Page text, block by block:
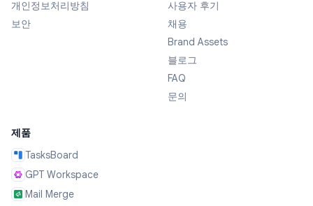
개인정보처리방침
보안
사용자 후기
채용
Brand Assets
블로그
FAQ
문의
제품
TasksBoard
GPT Workspace
Mail Merge